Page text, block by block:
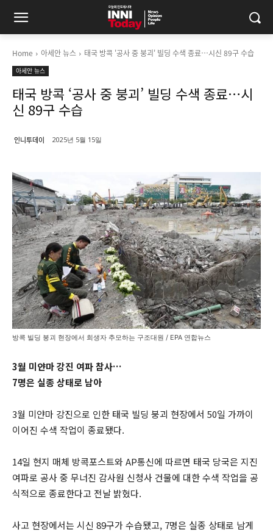
Home 아세안 뉴스 태국 방콕 '공사 중 붕괴' 빌딩 수색 종료…시신 89구 수습
아세안 뉴스
태국 방콕 ‘공사 중 붕괴’ 빌딩 수색 종료…시
신 89구 수습
인니투데이 2025년 5월 15일
방콕 빌딩 붕괴 현장에서 희생자 추모하는 구조대원 / EPA 연합뉴스
3월 미얀마 강진 여파 참사…
7명은 실종 상태로 남아
3월 미얀마 강진으로 인한 태국 빌딩 붕괴 현장에서 50일 가까이
이어진 수색 작업이 종료됐다.
14일 현지 매체 방콕포스트와 AP통신에 따르면 태국 당국은 지진
여파로 공사 중 무너진 감사원 신청사 건물에 대한 수색 작업을 공
식적으로 종료한다고 전날 밝혔다.
사고 현장에서는 시신 89구가 수습됐고, 7명은 실종 상태로 남게